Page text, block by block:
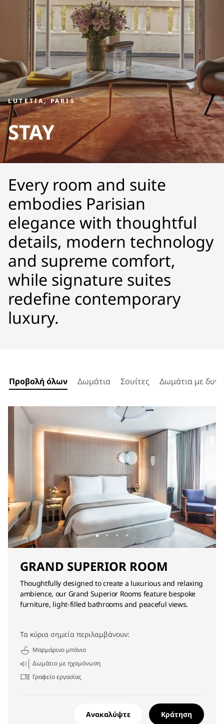
LUTETIA, PARIS
STAY
Every room and suite
embodies Parisian
elegance with thoughtful
details, modern technology
and supreme comfort,
while signature suites
redefine contemporary
luxury.
Προβολή όλων Δωμάτια Σουίτες Δωμάτια με
GRAND SUPERIOR ROOM
Thoughtfully designed to create a luxurious and relaxing
ambience, our Grand Superior Rooms feature bespoke
furniture, light-filled bathrooms and peaceful views.
Τα κύρια σημεία περιλαμβάνουν:
Μαρμάρινο μπάνιο
Δωμάτιο με ηχομόνωση
Γραφείο εργασίας
Ανακαλύψτε Κράτηση